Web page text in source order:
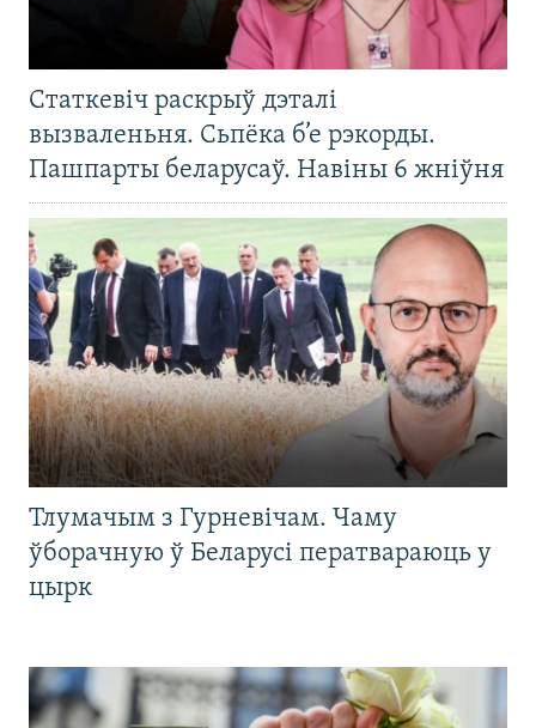
Статкевіч раскрыў дэталі
вызваленьня. Сьпёка б’е рэкорды.
Пашпарты беларусаў. Навіны 6 жніўня
Тлумачым з Гурневічам. Чаму
ўборачную ў Беларусі ператвараюць у
цырк